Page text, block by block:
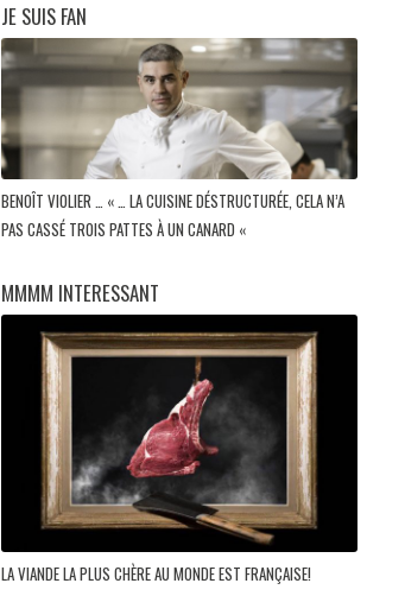
JE SUIS FAN
BENOÎT VIOLIER … « … LA CUISINE DÉSTRUCTURÉE, CELA N’A
PAS CASSÉ TROIS PATTES À UN CANARD «
MMMM INTERESSANT
LA VIANDE LA PLUS CHÈRE AU MONDE EST FRANÇAISE!